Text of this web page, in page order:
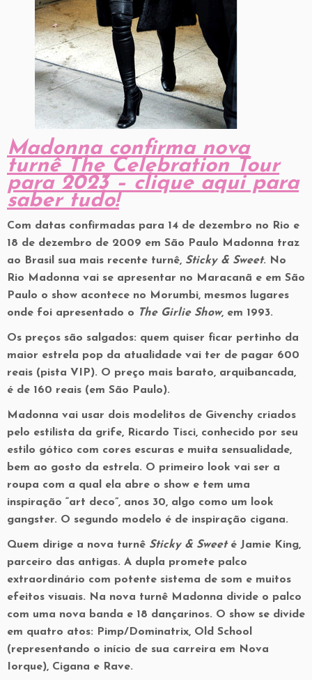
Madonna confirma nova
turnê The Celebration Tour
para 2023 – clique aqui para
saber tudo!
Com datas confirmadas para 14 de dezembro no Rio e
18 de dezembro de 2009 em São Paulo Madonna traz
ao Brasil sua mais recente turnê, Sticky & Sweet. No
Rio Madonna vai se apresentar no Maracanã e em São
Paulo o show acontece no Morumbi, mesmos lugares
onde foi apresentado o The Girlie Show, em 1993.
Os preços são salgados: quem quiser ficar pertinho da
maior estrela pop da atualidade vai ter de pagar 600
reais (pista VIP). O preço mais barato, arquibancada,
é de 160 reais (em São Paulo).
Madonna vai usar dois modelitos de Givenchy criados
pelo estilista da grife, Ricardo Tisci, conhecido por seu
estilo gótico com cores escuras e muita sensualidade,
bem ao gosto da estrela. O primeiro look vai ser a
roupa com a qual ela abre o show e tem uma
inspiração “art deco”, anos 30, algo como um look
gangster. O segundo modelo é de inspiração cigana.
Quem dirige a nova turnê Sticky & Sweeté Jamie King,
parceiro das antigas. A dupla promete palco
extraordinário com potente sistema de som e muitos
efeitos visuais. Na nova turnê Madonna divide o palco
com uma nova banda e 18 dançarinos. O show se divide
em quatro atos: Pimp/Dominatrix, Old School
(representando o início de sua carreira em Nova
Iorque), Cigana e Rave.